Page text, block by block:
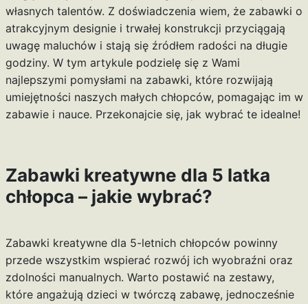
własnych talentów. Z doświadczenia wiem, że zabawki o
atrakcyjnym designie i trwałej konstrukcji przyciągają
uwagę maluchów i stają się źródłem radości na długie
godziny. W tym artykule podzielę się z Wami
najlepszymi pomysłami na zabawki, które rozwijają
umiejętności naszych małych chłopców, pomagając im w
zabawie i nauce. Przekonajcie się, jak wybrać te idealne!
Zabawki kreatywne dla 5 latka
chłopca – jakie wybrać?
Zabawki kreatywne dla 5-letnich chłopców powinny
przede wszystkim wspierać rozwój ich wyobraźni oraz
zdolności manualnych. Warto postawić na zestawy,
które angażują dzieci w twórczą zabawę, jednocześnie